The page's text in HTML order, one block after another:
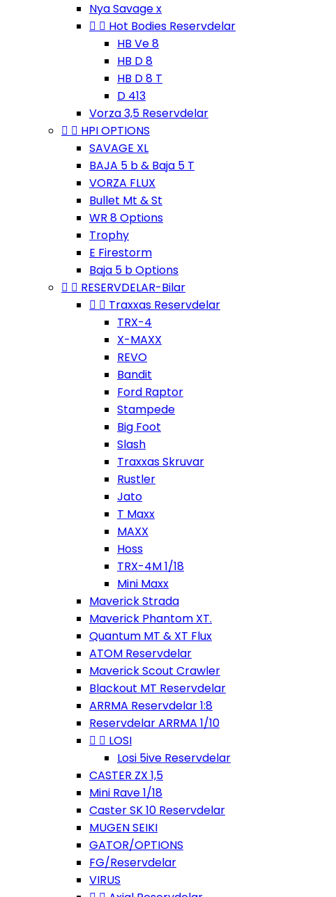
Nya Savage x
  Hot Bodies Reservdelar
HB Ve 8
HB D 8
HB D 8 T
D 413
Vorza 3,5 Reservdelar
  HPI OPTIONS
SAVAGE XL
BAJA 5 b & Baja 5 T
VORZA FLUX
Bullet Mt & St
WR 8 Options
Trophy
E Firestorm
Baja 5 b Options
  RESERVDELAR-Bilar
  Traxxas Reservdelar
TRX-4
X-MAXX
REVO
Bandit
Ford Raptor
Stampede
Big Foot
Slash
Traxxas Skruvar
Rustler
Jato
T Maxx
MAXX
Hoss
TRX-4M 1/18
Mini Maxx
Maverick Strada
Maverick Phantom XT.
Quantum MT & XT Flux
ATOM Reservdelar
Maverick Scout Crawler
Blackout MT Reservdelar
ARRMA Reservdelar 1:8
Reservdelar ARRMA 1/10
  LOSI
Losi 5ive Reservdelar
CASTER ZX 1,5
Mini Rave 1/18
Caster SK 10 Reservdelar
MUGEN SEIKI
GATOR/OPTIONS
FG/Reservdelar
VIRUS